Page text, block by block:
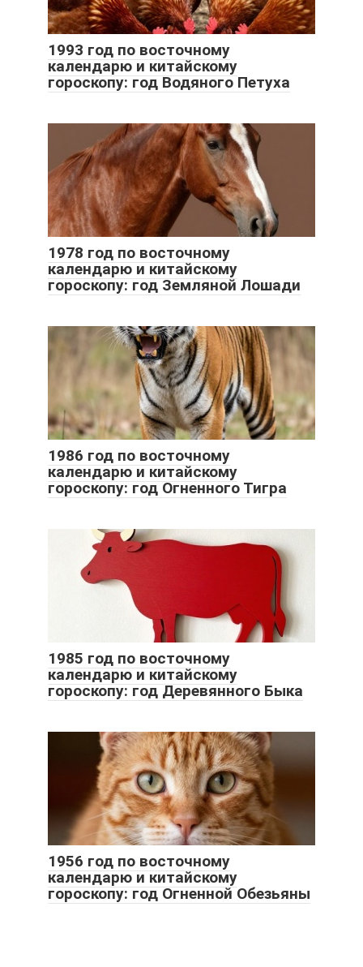
1993 год по восточному
календарю и китайскому
гороскопу: год Водяного Петуха
1978 год по восточному
календарю и китайскому
гороскопу: год Земляной Лошади
1986 год по восточному
календарю и китайскому
гороскопу: год Огненного Тигра
1985 год по восточному
календарю и китайскому
гороскопу: год Деревянного Быка
1956 год по восточному
календарю и китайскому
гороскопу: год Огненной Обезьяны